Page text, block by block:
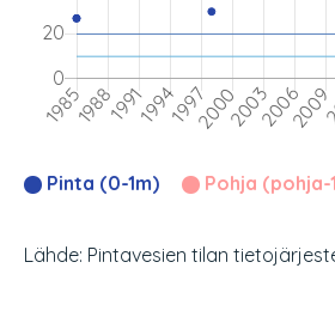
Pinta (0-1m) Pohja (pohja-
Lähde: Pintavesien tilan